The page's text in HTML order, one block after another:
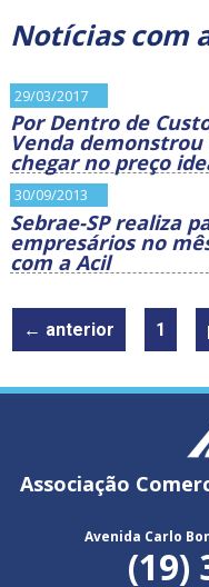
Notícias com
29/03/2017
Por Dentro de
Venda
chegar no preço
30/09/2013
Sebrae-SP realiza
empresários no
com a Acil
← anterior 1
Associação
Avenida Carlo
(19)